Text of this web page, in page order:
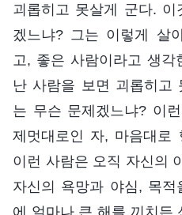
괴롭히고 못살게 군다.
겠느냐? 그는 이렇게 살
고, 좋은 사람이라고 생각
난 사람을 보면 괴롭히고
는 무슨 문제겠느냐? 이
제멋대로인 자, 마음대로
이런 사람은 오직 자신의
자신의 욕망과 야심, 목
에 얼마나 큰 해를 끼치든